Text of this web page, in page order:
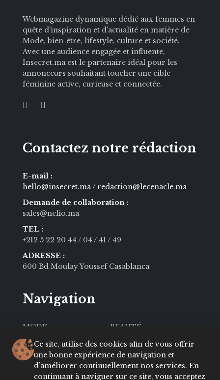
Ce site, utilise des cookies afin de vous offrir
une bonne expérience de navigation et
d’améliorer continuellement nos services. En
continuant à naviguer sur ce site, vous acceptez
Webmagazine dynamique dédié aux femmes en
quête d’inspiration et d’actualité en matière de
Mode, bien-être, lifestyle, culture et société.
Avec une audience engagée et influente,
Insecret.ma est le partenaire idéal pour les
annonceurs souhaitant toucher une cible
féminine active, curieuse et connectée.
Contactez notre rédaction
E-mail :
hello@insecret.ma / redaction@lecenacle.ma
Demande de collaboration :
sales@nelio.ma
TEL :
+212 5 22 20 44 / 04 / 41 / 49
ADRESSE :
600 Bd Moulay Youssef Casablanca
Navigation
MODE
BEAUTÉ
SOCIÉTÉ
CULTURE
VIE PRIVÉE
LIFESTYLE